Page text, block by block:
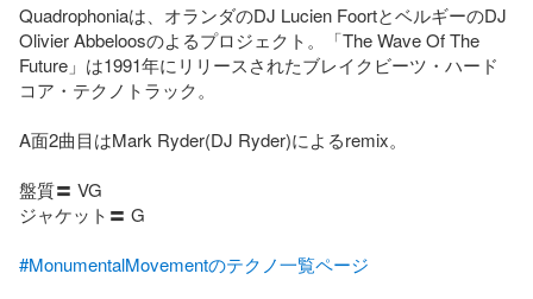
Quadrophoniaは、オランダのDJ Lucien FoortとベルギーのDJ
Olivier Abbeloosのよるプロジェクト。「The Wave Of The
Future」は1991年にリリースされたブレイクビーツ・ハード
コア・テクノトラック。
A面2曲目はMark Ryder(DJ Ryder)によるremix。
盤質〓 VG
ジャケット〓 G
#MonumentalMovementのテクノ一覧ページ